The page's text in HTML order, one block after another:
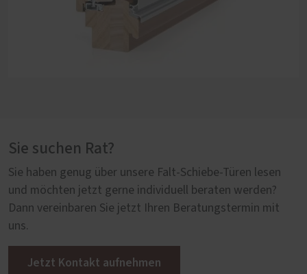
Sie suchen Rat?
Sie haben genug über unsere Falt-Schiebe-Türen lesen
und möchten jetzt gerne individuell beraten werden?
Dann vereinbaren Sie jetzt Ihren Beratungstermin mit
uns.
Jetzt Kontakt aufnehmen